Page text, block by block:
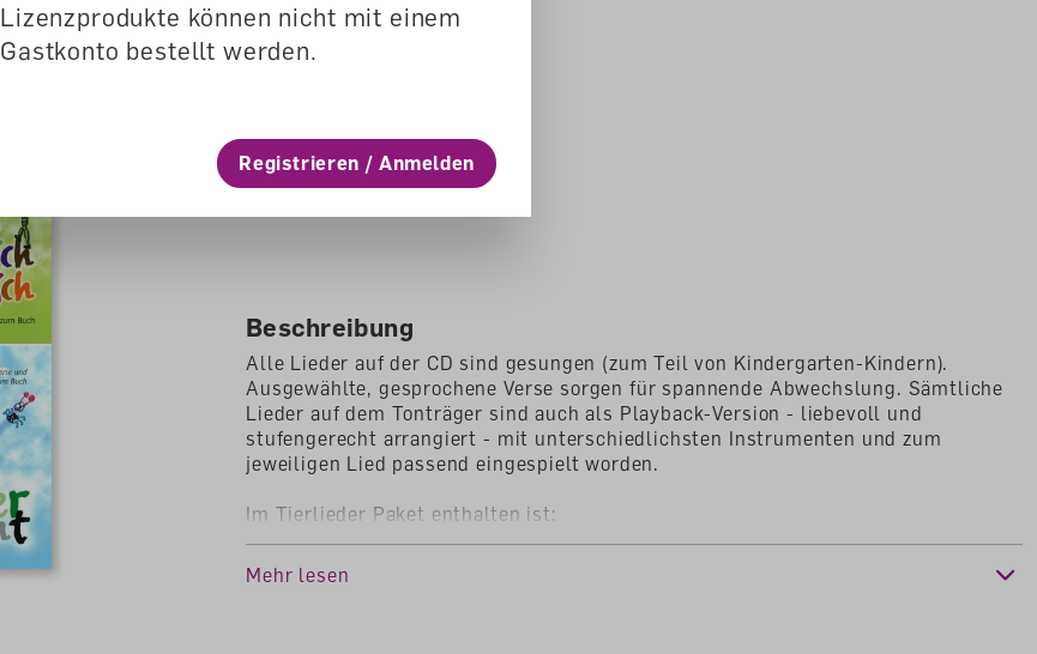
CHF 5.60
Lizenzprodukte können nicht mit einem
Gastkonto bestellt werden.
Registrieren / Anmelden
Beschreibung
Alle Lieder auf der CD sind gesungen (zum Teil von Kindergarten-Kindern).
Ausgewählte, gesprochene Verse sorgen für spannende Abwechslung. Sämtliche
Lieder auf dem Tonträger sind auch als Playback-Version - liebevoll und
stufengerecht arrangiert - mit unterschiedlichsten Instrumenten und zum
jeweiligen Lied passend eingespielt worden.
Im Tierlieder Paket enthalten ist:
- 6 Mundartlieder
- 6 Playbacks
- 7 Verse
Mehr lesen